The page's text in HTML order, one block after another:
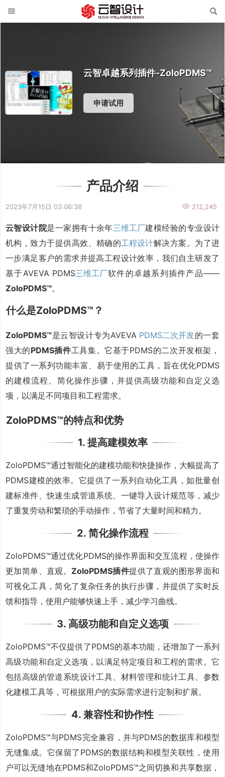
云智卓越系列插件-ZoloPDMS™
申请试用
产品介绍
2023年7月15日 03:06:38 212,245
云智设计院是一家拥有十余年三维工厂建模经验的专业设计
机构，致力于提供高效、精确的工程设计解决方案。为了进
一步满足客户的需求并提高工程设计效率，我们自主研发了
基于AVEVA PDMS三维工厂软件的卓越系列插件产品——
ZoloPDMS™。
什么是ZoloPDMS™？
ZoloPDMS™是云智设计专为AVEVA PDMS二次开发的一套
强大的PDMS插件工具集。它基于PDMS的二次开发框架，
提供了一系列功能丰富、易于使用的工具，旨在优化PDMS
的建模流程、简化操作步骤，并提供高级功能和自定义选
项，以满足不同项目和工程需求。
ZoloPDMS™的特点和优势
1. 提高建模效率
ZoloPDMS™通过智能化的建模功能和快捷操作，大幅提高了
PDMS建模的效率。它提供了一系列自动化工具，如批量创
建标准件、快速生成管道系统、一键导入设计规范等，减少
了重复劳动和繁琐的手动操作，节省了大量时间和精力。
2. 简化操作流程
ZoloPDMS™通过优化PDMS的操作界面和交互流程，使操作
更加简单、直观。ZoloPDMS插件提供了直观的图形界面和
可视化工具，简化了复杂任务的执行步骤，并提供了实时反
馈和指导，使用户能够快速上手，减少学习曲线。
3. 高级功能和自定义选项
ZoloPDMS™不仅提供了PDMS的基本功能，还增加了一系列
高级功能和自定义选项，以满足特定项目和工程的需求。它
包括高级的管道系统设计工具、材料管理和统计工具、参数
化建模工具等，可根据用户的实际需求进行定制和扩展。
4. 兼容性和协作性
ZoloPDMS™与PDMS完全兼容，并与PDMS的数据库和模型
无缝集成。它保留了PDMS的数据结构和模型关联性，使用
户可以无缝地在PDMS和ZoloPDMS™之间切换和共享数据，